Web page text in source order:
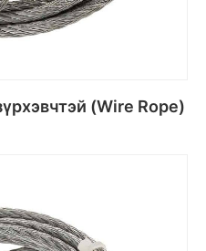
(Wire Rope)